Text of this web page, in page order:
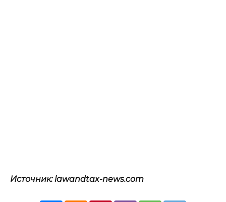
Источник: lawandtax-news.com